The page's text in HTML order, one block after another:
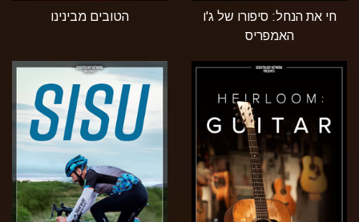
חי את הנחל: סיפורו של ג'ו
האמפריס
הטובים מבינינו